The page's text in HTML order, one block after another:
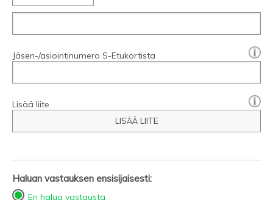
Jäsen-/asiointinumero S-Etukortista
Lisää liite
LISÄÄ LIITE
Haluan vastauksen ensisijaisesti:
En halua vastausta